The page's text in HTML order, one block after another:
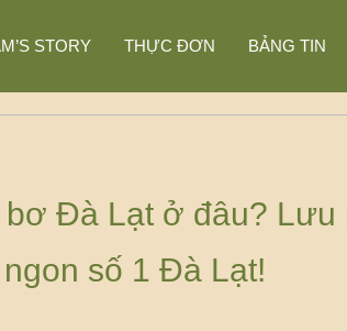
STORY THỰC ĐƠN BẢNG TIN
bơ Đà Lạt ở đâu? Lưu
số 1 Đà Lạt!